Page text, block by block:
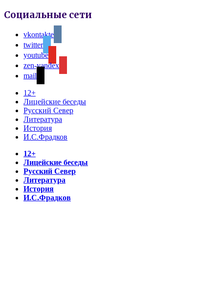
Социальные сети
vkontakte
twitter
youtube
zen-yandex
mail
12+
Лицейские беседы
Русский Север
Литература
История
И.С.Фрадков
12+
Лицейские беседы
Русский Север
Литература
История
И.С.Фрадков